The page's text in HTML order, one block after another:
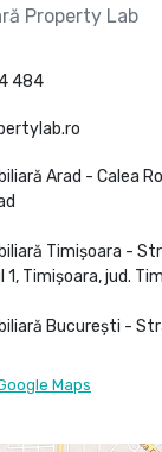
484
Arad - Calea
Timișoara -
1, Timișoara, jud.
București -
Maps